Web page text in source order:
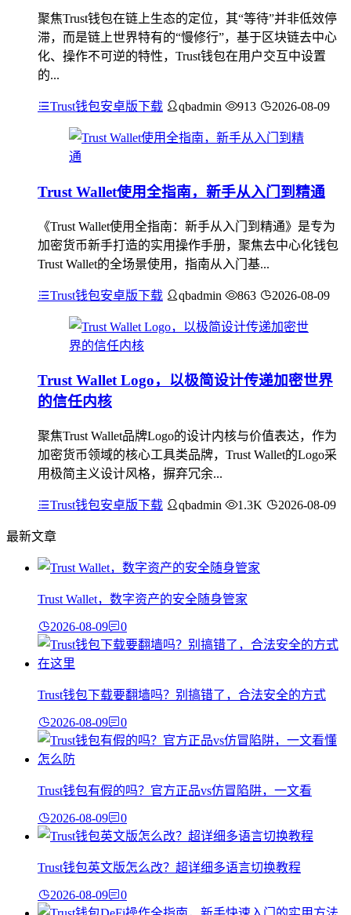
聚焦Trust钱包在链上生态的定位，其“等待”并非低效停
滞，而是链上世界特有的“慢修行”，基于区块链去中心
化、操作不可逆的特性，Trust钱包在用户交互中设置
的...
Trust钱包安卓版下载 qbadmin 913 2026-08-09
Trust Wallet使用全指南，新手从入门到精通
《Trust Wallet使用全指南：新手从入门到精通》是专为
加密货币新手打造的实用操作手册，聚焦去中心化钱包
Trust Wallet的全场景使用，指南从入门基...
Trust钱包安卓版下载 qbadmin 863 2026-08-09
Trust Wallet Logo，以极简设计传递加密世界
的信任内核
聚焦Trust Wallet品牌Logo的设计内核与价值表达，作为
加密货币领域的核心工具类品牌，Trust Wallet的Logo采
用极简主义设计风格，摒弃冗余...
Trust钱包安卓版下载 qbadmin 1.3K 2026-08-09
最新文章
Trust Wallet，数字资产的安全随身管家
2026-08-09 0
Trust钱包下载要翻墙吗？别搞错了，合法安全的方式
2026-08-09 0
Trust钱包有假的吗？官方正品vs仿冒陷阱，一文看
2026-08-09 0
Trust钱包英文版怎么改？超详细多语言切换教程
2026-08-09 0